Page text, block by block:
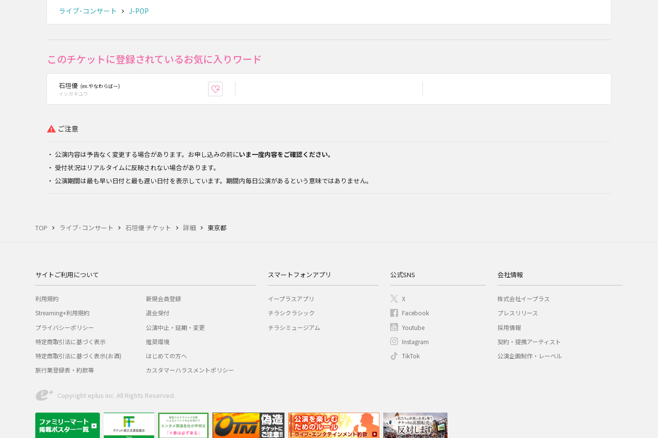
TOP ライブ･コンサート 石垣優 チケット 詳細 東京都
ライブ･コンサート J-POP
このチケットに登録されているお気に入りワード
石垣優 (ex.やなわらばー)
イシガキユウ
ご注意
公演内容は予告なく変更する場合があります。お申し込みの前にいま一度内容をご確認ください。
受付状況はリアルタイムに反映されない場合があります。
公演期間は最も早い日付と最も遅い日付を表示しています。期間内毎日公演があるという意味ではありません。
サイトご利用について
利用規約
Streaming+利用規約
プライバシーポリシー
特定商取引法に基づく表示
特定商取引法に基づく表示(お酒)
旅行業登録表・約款等
新規会員登録
退会受付
公演中止・延期・変更
推奨環境
はじめての方へ
カスタマーハラスメントポリシー
スマートフォンアプリ
イープラスアプリ
チラシクラシック
チラシミュージアム
公式SNS
X
Facebook
Youtube
Instagram
TikTok
会社情報
株式会社イープラス
プレスリリース
採用情報
契約・提携アーティスト
公演企画制作・レーベル
Copyright eplus inc. All Rights Reserved.